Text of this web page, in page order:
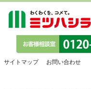
サイトマップ お問い合わせ